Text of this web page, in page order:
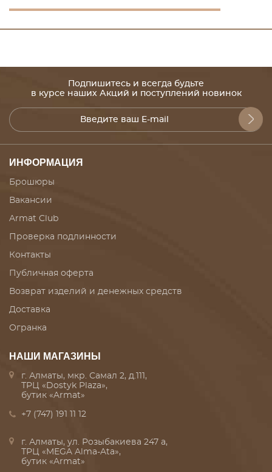
Подпишитесь и всегда будьте
в курсе наших Акций и поступлений новинок
ИНФОРМАЦИЯ
Брошюры
Вакансии
Armat Club
Проверка подлинности
Контакты
Публичная оферта
Возврат изделий и денежных средств
Доставка
Огранка
НАШИ МАГАЗИНЫ
г. Алматы, мкр. Самал 2, д.111,
ТРЦ «Dostyk Plaza»,
бутик «Armat»
+7 (747) 191 11 12
г. Алматы, ул. Розыбакиева 247 а,
ТРЦ «MEGA Alma-Ata»,
бутик «Armat»